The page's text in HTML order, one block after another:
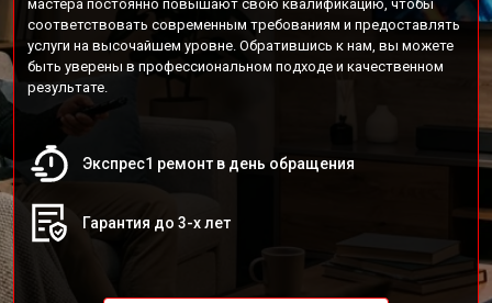
мастера постоянно повышают свою квалификацию, чтобы
соответствовать современным требованиям и предоставлять
услуги на высочайшем уровне. Обратившись к нам, вы можете
быть уверены в профессиональном подходе и качественном
результате.
Экспрес1 ремонт в день обращения
Гарантия до 3-х лет